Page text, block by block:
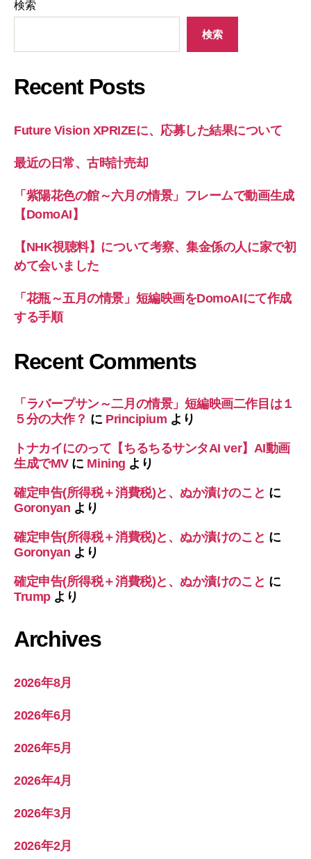
検索
検索
Recent Posts
Future Vision XPRIZEに、応募した結果について
最近の日常、古時計売却
「紫陽花色の館～六月の情景」フレームで動画生成
【DomoAI】
【NHK視聴料】について考察、集金係の人に家で初
めて会いました
「花瓶～五月の情景」短編映画をDomoAIにて作成
する手順
Recent Comments
「ラバープサン～二月の情景」短編映画二作目は１
５分の大作？ に Principium より
トナカイにのって【ちるちるサンタAI ver】AI動画
生成でMVに Mining より
確定申告(所得税＋消費税)と、ぬか漬けのこと に
Goronyan より
確定申告(所得税＋消費税)と、ぬか漬けのこと に
Goronyan より
確定申告(所得税＋消費税)と、ぬか漬けのこと に
Trumpより
Archives
2026年8月
2026年6月
2026年5月
2026年4月
2026年3月
2026年2月